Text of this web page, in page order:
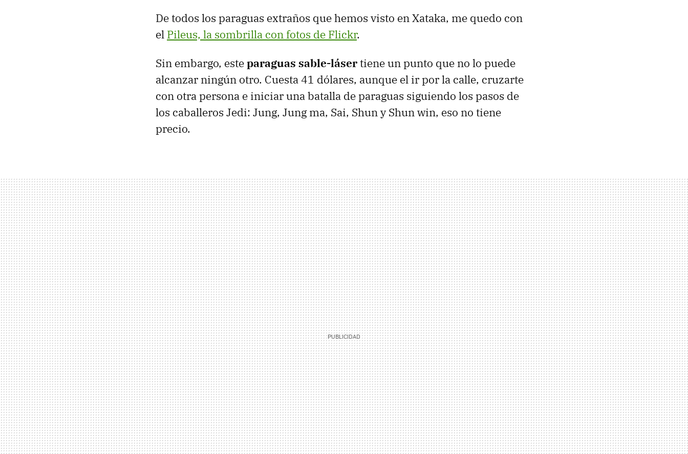
De todos los paraguas extraños que hemos visto en Xataka, me quedo con
el Pileus, la sombrilla con fotos de Flickr.
Sin embargo, esteparaguas sable-láser tiene un punto que no lo puede
alcanzar ningún otro. Cuesta 41 dólares, aunque el ir por la calle, cruzarte
con otra persona e iniciar una batalla de paraguas siguiendo los pasos de
los caballeros Jedi: Jung, Jung ma, Sai, Shun y Shun win, eso no tiene
precio.